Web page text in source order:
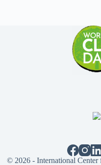
© 2026 - International